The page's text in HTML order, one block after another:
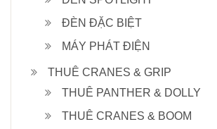
ĐÈN ĐẶC BIỆT
MÁY PHÁT ĐIỆN
THUÊ CRANES & GRIP
THUÊ PANTHER & DOLLY
THUÊ CRANES & BOOM